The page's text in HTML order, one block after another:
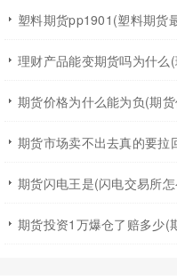
期货闪电王是(闪电交易所